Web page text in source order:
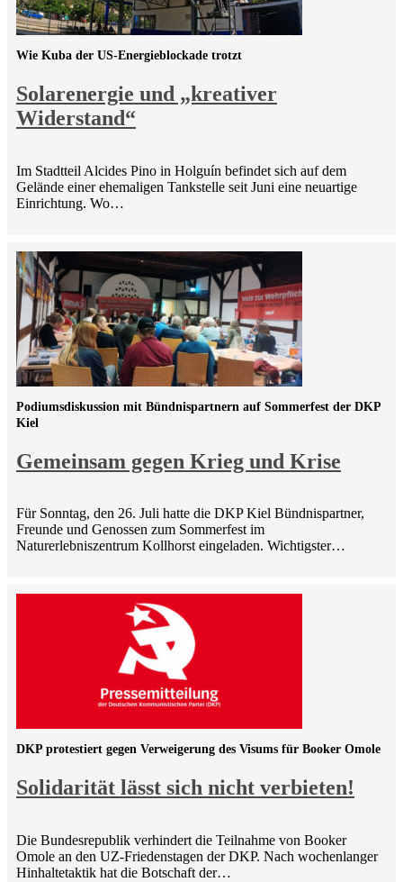
Solarenergie und „kreativer
Widerstand“
Wie Kuba der US-Energieblockade trotzt
Im Stadtteil Alcides Pino in Holguín befindet sich auf dem
Gelände einer ehemaligen Tankstelle seit Juni eine neuartige
Einrichtung. Wo…
Gemeinsam gegen Krieg und Krise
Podiumsdiskussion mit Bündnispartnern auf Sommerfest der DKP
Kiel
Für Sonntag, den 26. Juli hatte die DKP Kiel Bündnispartner,
Freunde und Genossen zum Sommerfest im
Naturerlebniszentrum Kollhorst eingeladen. Wichtigster…
Solidarität lässt sich nicht verbieten!
DKP protestiert gegen Verweigerung des Visums für Booker Omole
Die Bundesrepublik verhindert die Teilnahme von Booker
Omole an den UZ-Friedenstagen der DKP. Nach wochenlanger
Hinhaltetaktik hat die Botschaft der…